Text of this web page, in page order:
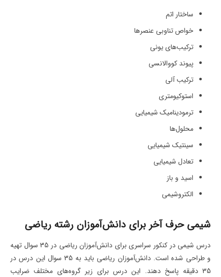
ساختار اتم
خواص تناوبی عنصرها
ترکیب‌های یونی
پیوند کووالانسی
ترکیب آلی
استوکیومتری
ترمودینامیک شیمیایی
محلول‌ها
سینتیک شیمیایی
تعادل شیمیایی
اسید و باز
الکتروشیمی
شیمی حرف آخر برای دانش‌آموزان رشته ریاضی
درس شیمی در کنکور سراسری برای دانش‌آموزان ریاضی در 35 سوال تهیه
و طراحی شده است. دانش‌آموزان ریاضی باید به 35 سوال این درس در
35 دقیقه پاسخ دهند. این درس برای زیر گروه‌های مختلف ضرایب